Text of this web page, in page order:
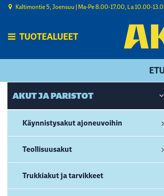
Siirry pääsisältöön
Kaltimontie 5, Joensuu | ​Ma-Pe 8.00-17.00, La 10.00-
TUOTEALUEET
AKUT JA PARISTOT
Käynnistysakut ajoneuvoihin
Teollisuusakut
Trukkiakut ja tarvikkeet